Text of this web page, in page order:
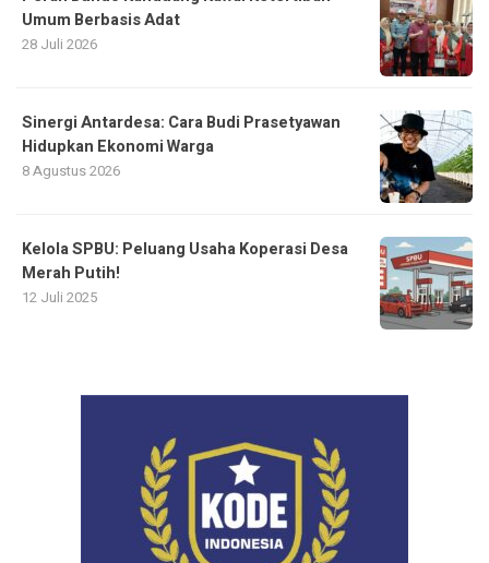
Umum Berbasis Adat
28 Juli 2026
Sinergi Antardesa: Cara Budi Prasetyawan
Hidupkan Ekonomi Warga
8 Agustus 2026
Kelola SPBU: Peluang Usaha Koperasi Desa
Merah Putih!
12 Juli 2025